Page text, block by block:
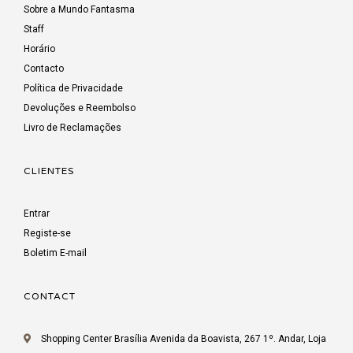
Sobre a Mundo Fantasma
Staff
Horário
Contacto
Política de Privacidade
Devoluções e Reembolso
Livro de Reclamações
CLIENTES
Entrar
Registe-se
Boletim E-mail
CONTACT
Shopping Center Brasília Avenida da Boavista, 267 1º. Andar, Loja